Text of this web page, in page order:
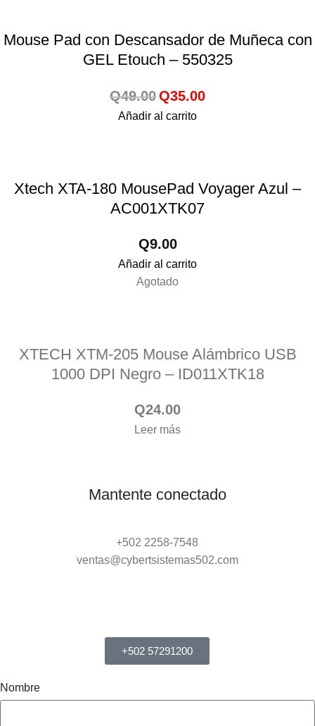
Mouse Pad con Descansador de Muñeca con
GEL Etouch – 550325
Q49.00Q35.00
Añadir al carrito
Xtech XTA-180 MousePad Voyager Azul –
AC001XTK07
Q9.00
Añadir al carrito
Agotado
XTECH XTM-205 Mouse Alámbrico USB
1000 DPI Negro – ID011XTK18
Q24.00
Leer más
Mantente conectado
+502 2258-7548
ventas@cybertsistemas502.com
+502 57291200
Nombre